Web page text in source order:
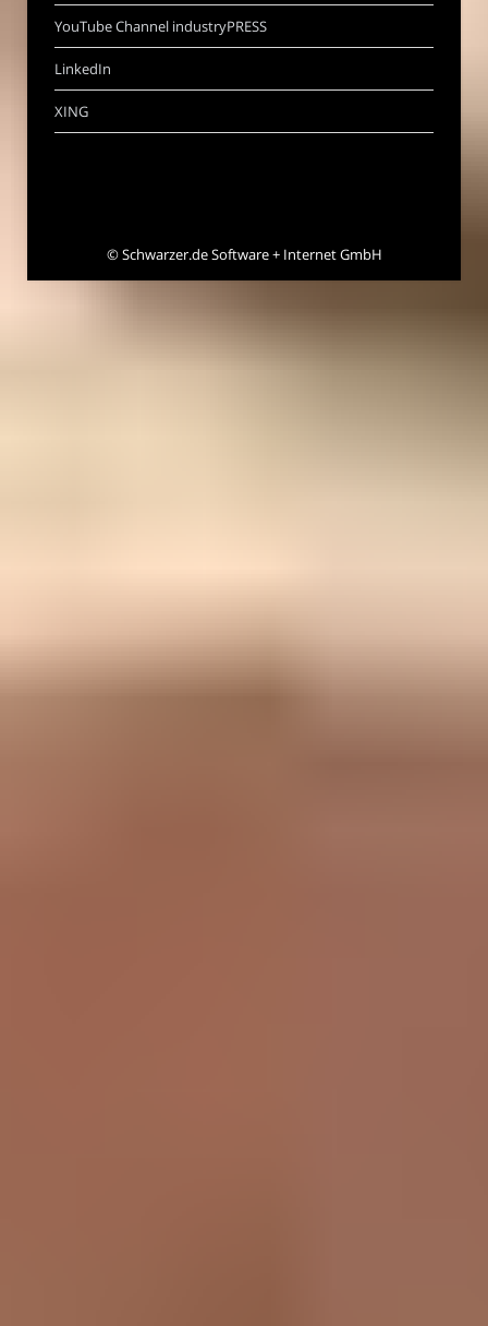
YouTube Channel industryPRESS
LinkedIn
XING
©Schwarzer.de Software + Internet GmbH